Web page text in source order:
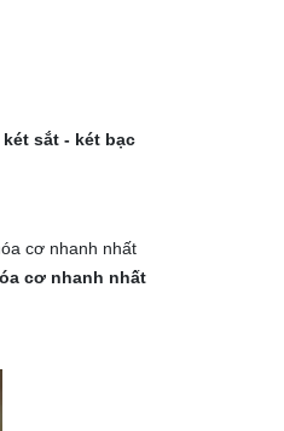
sắt - két bạc
cơ nhanh nhất